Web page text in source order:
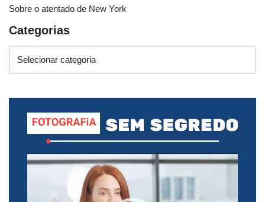
Sobre o atentado de New York
Categorias